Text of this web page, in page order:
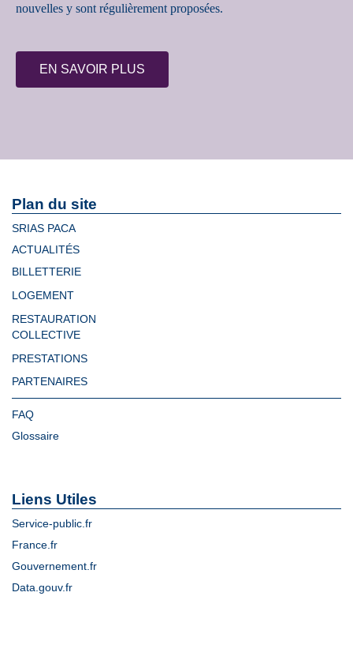
nouvelles y sont régulièrement proposées.
EN SAVOIR PLUS
Plan du site
SRIAS PACA
ACTUALITÉS
BILLETTERIE
LOGEMENT
RESTAURATION
COLLECTIVE
PRESTATIONS
PARTENAIRES
FAQ
Glossaire
Liens Utiles
Service-public.fr
France.fr
Gouvernement.fr
Data.gouv.fr